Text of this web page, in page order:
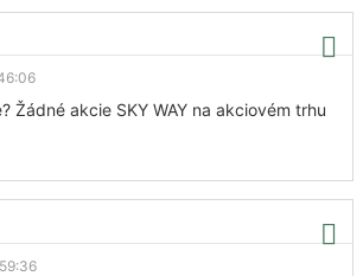
Žádné akcie SKY WAY na akciovém trhu